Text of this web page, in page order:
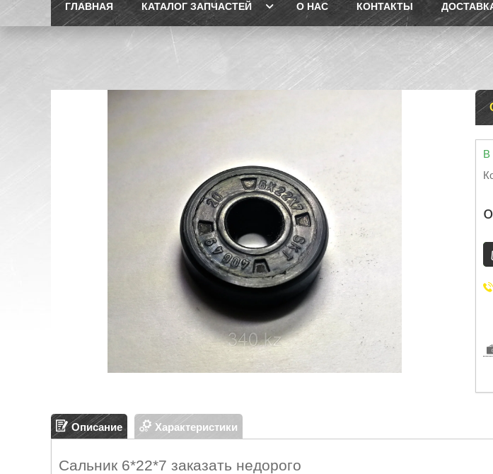
ГЛАВНАЯ КАТАЛОГ ЗАПЧАСТЕЙ О НАС КОНТАКТЫ
В
Описание Характеристики
Сальник 6*22*7 заказать недорого